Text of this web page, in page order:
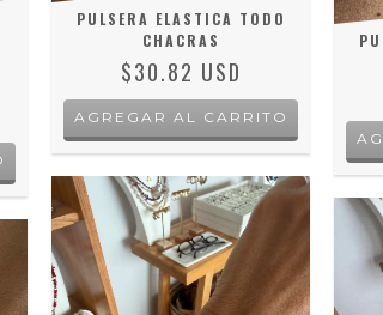
PULSERA ELASTICA TODO
CHACRAS
$30.82 USD